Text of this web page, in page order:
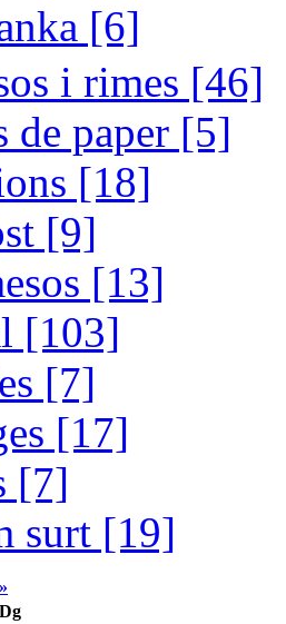
[6]
i rimes [46]
de paper [5]
[18]
[9]
[13]
[103]
[7]
[17]
[7]
surt [19]
»
Dg